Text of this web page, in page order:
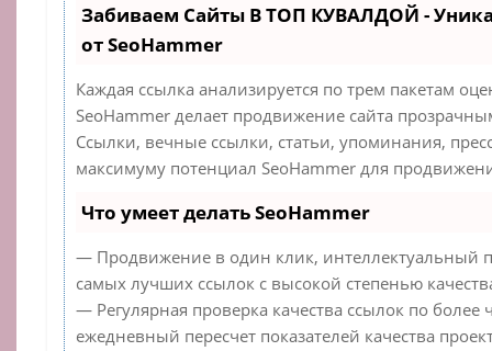
Забиваем Сайты В ТОП КУВАЛДОЙ -
от SeoHammer
Каждая ссылка анализируется по трем пакетам
SeoHammer делает продвижение сайта
Ссылки, вечные ссылки, статьи, упоминания,
максимуму потенциал SeoHammer для
Что умеет делать SeoHammer
— Продвижение в один клик, интеллектуальный
самых лучших ссылок с высокой степенью
— Регулярная проверка качества ссылок по более
ежедневный пересчет показателей качества